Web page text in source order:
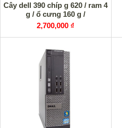
Cây dell 390 chíp g 620 / ram 4
g / ổ cưng 160 g /
2,700,000 ₫